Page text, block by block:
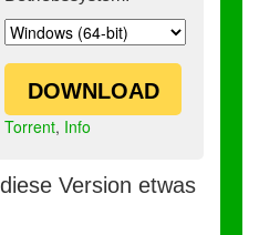
DOWNLOAD
Torrent, Info
Version etwas